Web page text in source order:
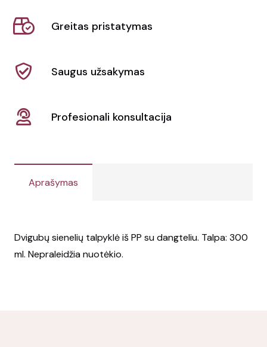
SORA
Greitas pristatymas
Saugus užsakymas
Profesionali konsultacija
Aprašymas
Dvigubų sienelių talpyklė iš PP su dangteliu. Talpa: 300
ml. Nepraleidžia nuotėkio.